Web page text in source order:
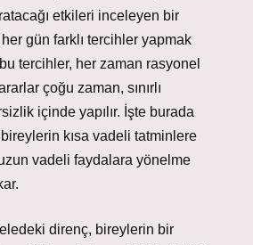
etkileri inceleyen bir
gün farklı tercihler yapmak
tercihler, her zaman rasyonel
çoğu zaman, sınırlı
içinde yapılır. İşte burada
bireylerin kısa vadeli tatminlere
vadeli faydalara yönelme
direnç, bireylerin bir